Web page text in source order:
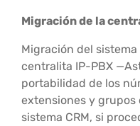
Migración de la
Migración del
centralita IP-PBX
portabilidad de los
extensiones y grupos
sistema CRM, si